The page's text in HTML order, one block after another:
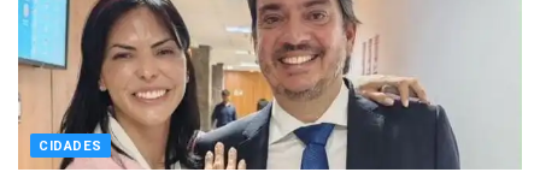
CIDADES